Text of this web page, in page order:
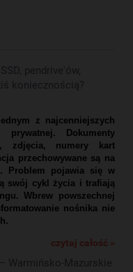
pendrive'ów,
koniecznością?
z najcenniejszych
Dokumenty
zdjęcia, numery kart
przechowywane są na
Problem pojawia się w
swój cykl życia i trafiają
Wbrew powszechnej
nośnika nie
czytaj całość »
Warmińsko-Mazurskie